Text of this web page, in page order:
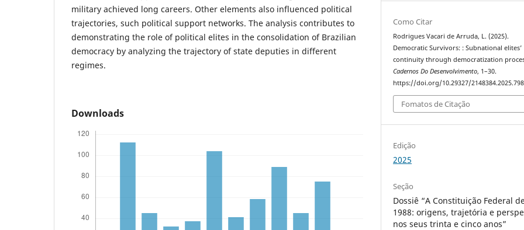
military achieved long careers. Other elements also influenced political
trajectories, such political support networks. The analysis contributes to
demonstrating the role of political elites in the consolidation of Brazilian
democracy by analyzing the trajectory of state deputies in different
regimes.
Downloads
Como Citar
Rodrigues Vacari de Arruda, L. (2025).
Democratic Survivors: : Subnational elites’
continuity through democratization
Cadernos Do Desenvolvimento, 1–30.
https://doi.org/10.29327/2148384.2025.798
Fomatos de Citação
Edição
2025
Seção
Dossiê “A Constituição Federal
1988: origens, trajetória e
nos seus trinta e cinco anos”